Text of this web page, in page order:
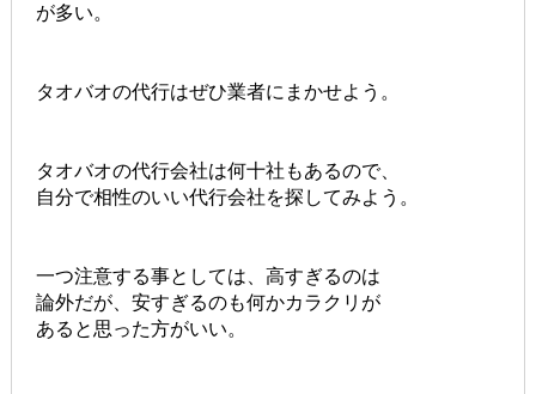
が多い。
タオバオの代行はぜひ業者にまかせよう。
タオバオの代行会社は何十社もあるので、
自分で相性のいい代行会社を探してみよう。
一つ注意する事としては、高すぎるのは
論外だが、安すぎるのも何かカラクリが
あると思った方がいい。